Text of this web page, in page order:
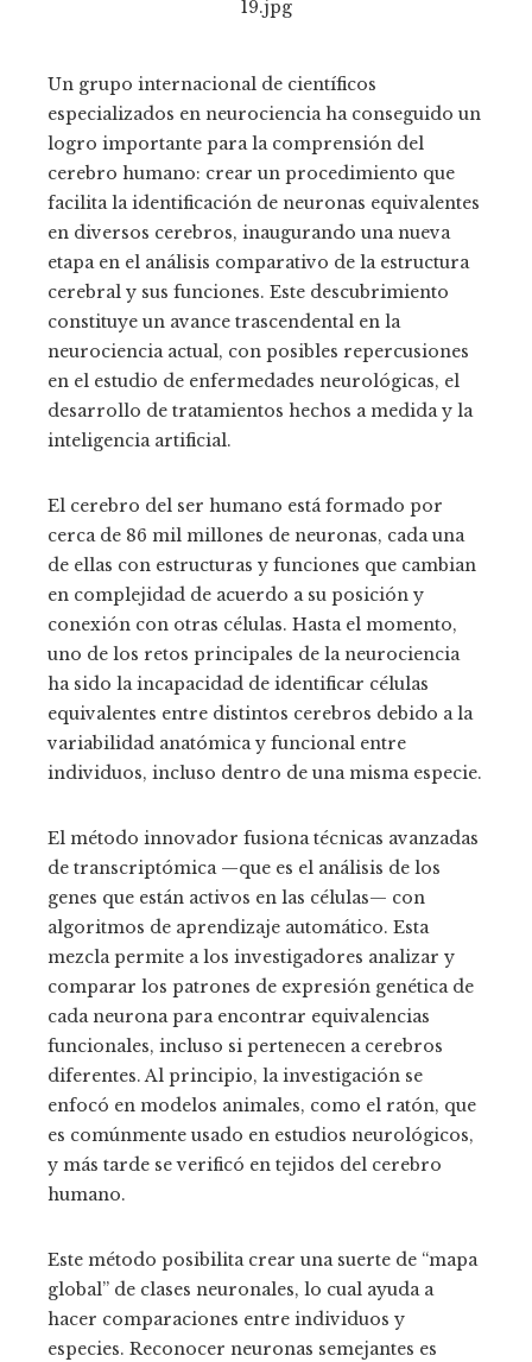
Un grupo internacional de científicos
especializados en neurociencia ha conseguido un
logro importante para la comprensión del
cerebro humano: crear un procedimiento que
facilita la identificación de neuronas equivalentes
en diversos cerebros, inaugurando una nueva
etapa en el análisis comparativo de la estructura
cerebral y sus funciones. Este descubrimiento
constituye un avance trascendental en la
neurociencia actual, con posibles repercusiones
en el estudio de enfermedades neurológicas, el
desarrollo de tratamientos hechos a medida y la
inteligencia artificial.
El cerebro del ser humano está formado por
cerca de 86 mil millones de neuronas, cada una
de ellas con estructuras y funciones que cambian
en complejidad de acuerdo a su posición y
conexión con otras células. Hasta el momento,
uno de los retos principales de la neurociencia
ha sido la incapacidad de identificar células
equivalentes entre distintos cerebros debido a la
variabilidad anatómica y funcional entre
individuos, incluso dentro de una misma especie.
El método innovador fusiona técnicas avanzadas
de transcriptómica —que es el análisis de los
genes que están activos en las células— con
algoritmos de aprendizaje automático. Esta
mezcla permite a los investigadores analizar y
comparar los patrones de expresión genética de
cada neurona para encontrar equivalencias
funcionales, incluso si pertenecen a cerebros
diferentes. Al principio, la investigación se
enfocó en modelos animales, como el ratón, que
es comúnmente usado en estudios neurológicos,
y más tarde se verificó en tejidos del cerebro
humano.
Este método posibilita crear una suerte de “mapa
global” de clases neuronales, lo cual ayuda a
hacer comparaciones entre individuos y
especies. Reconocer neuronas semejantes es